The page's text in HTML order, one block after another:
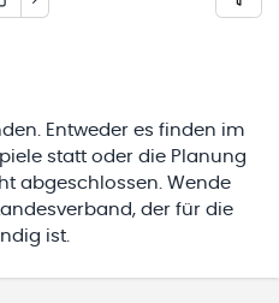
Entweder es finden im
statt oder die Planung
abgeschlossen. Wende
der für die
ist.